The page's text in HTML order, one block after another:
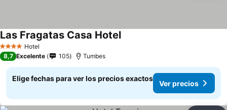
4 EstrellasHotel
Las Fragatas Casa Hotel
8,7 Excelente 105 Tumbes
Elige fechas para ver los precios exactos
Ver precios